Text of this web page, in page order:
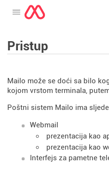
Otvorite meni
Pristup
Mailo može se doći sa bilo
kojom vrstom terminala,
Poštni sistem Mailo ima
Webmail
prezentacija kao
prezentacija kao
Interfejs za pametne